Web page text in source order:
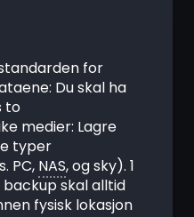
for
Du skal ha
to
medier: Lagre
typer
PC, NAS, og sky). 1
skal alltid
fysisk lokasjon